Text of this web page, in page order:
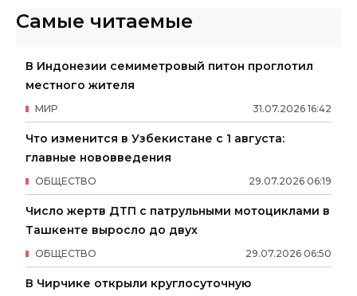
Самые читаемые
В Индонезии семиметровый питон проглотил
местного жителя
31.07.2026 16:42
МИР
Что изменится в Узбекистане с 1 августа:
главные нововведения
29.07.2026 06:19
ОБЩЕСТВО
Число жертв ДТП с патрульными мотоциклами в
Ташкенте выросло до двух
29.07.2026 06:50
ОБЩЕСТВО
В Чирчике открыли круглосуточную